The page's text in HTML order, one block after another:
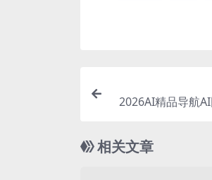
2026AI精品导航
相关文章